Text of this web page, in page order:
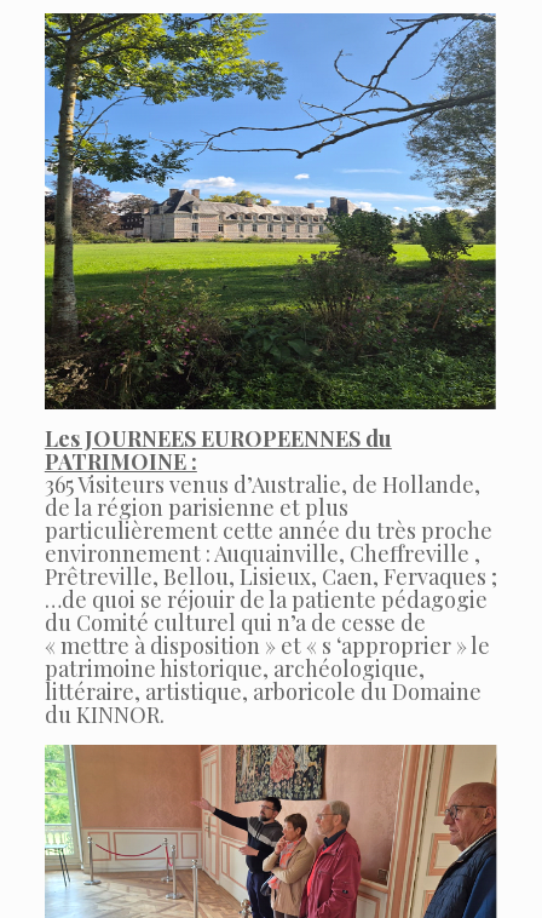
Les JOURNEES EUROPEENNES du
PATRIMOINE :
365 Visiteurs venus d’Australie, de Hollande,
de la région parisienne et plus
particulièrement cette année du très proche
environnement : Auquainville, Cheffreville ,
Prêtreville, Bellou, Lisieux, Caen, Fervaques ;
…de quoi se réjouir de la patiente pédagogie
du Comité culturel qui n’a de cesse de
« mettre à disposition » et « s ‘approprier » le
patrimoine historique, archéologique,
littéraire, artistique, arboricole du Domaine
du KINNOR.